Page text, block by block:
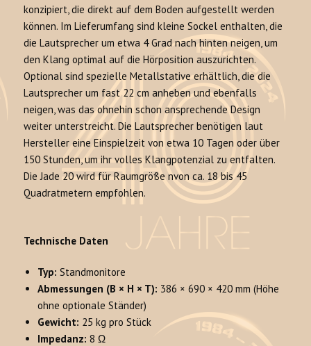
konzipiert, die direkt auf dem Boden aufgestellt werden
können. Im Lieferumfang sind kleine Sockel enthalten, die
die Lautsprecher um etwa 4 Grad nach hinten neigen, um
den Klang optimal auf die Hörposition auszurichten.
Optional sind spezielle Metallstative erhältlich, die die
Lautsprecher um fast 22 cm anheben und ebenfalls
neigen, was das ohnehin schon ansprechende Design
weiter unterstreicht. Die Lautsprecher benötigen laut
Hersteller eine Einspielzeit von etwa 10 Tagen oder über
150 Stunden, um ihr volles Klangpotenzial zu entfalten.
Die Jade 20 wird für Raumgröße nvon ca. 18 bis 45
Quadratmetern empfohlen.
Technische Daten
Typ: Standmonitore
Abmessungen (B × H × T): 386 × 690 × 420 mm (Höhe
ohne optionale Ständer)
Gewicht: 25 kg pro Stück
Impedanz: 8 Ω